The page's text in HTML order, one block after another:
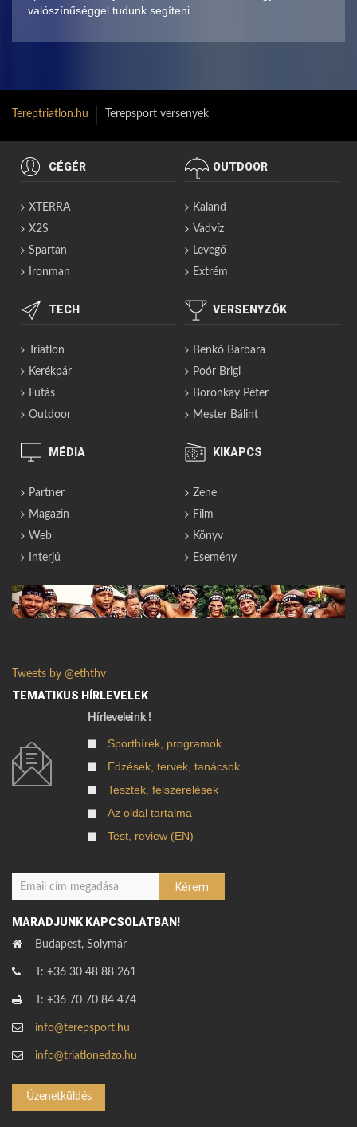
valószínűséggel tudunk segíteni.
Tereptriatlon.hu Terepsport versenyek
CÉGÉR
XTERRA
X2S
Spartan
Ironman
OUTDOOR
Kaland
Vadvíz
Levegő
Extrém
TECH
Triatlon
Kerékpár
Futás
Outdoor
VERSENYZŐK
Benkó Barbara
Poór Brigi
Boronkay Péter
Mester Bálint
MÉDIA
Partner
Magazin
Web
Interjú
KIKAPCS
Zene
Film
Könyv
Esemény
Tweets by @eththv
TEMATIKUS HÍRLEVELEK
Hírleveleink !
Sporthírek, programok
Edzések, tervek, tanácsok
Tesztek, felszerelések
Az oldal tartalma
Test, review (EN)
MARADJUNK KAPCSOLATBAN!
Budapest, Solymár
T: +36 30 48 88 261
T: +36 70 70 84 474
info@terepsport.hu
info@triatlonedzo.hu
Üzenetküldés